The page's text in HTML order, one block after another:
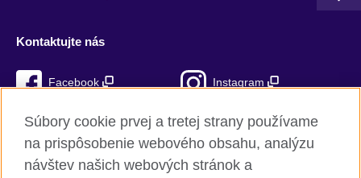
Kontaktujte nás
Facebook Instagram
Mixcloud TikTok
RSS
Súbory cookie prvej a tretej strany používame
na prispôsobenie webového obsahu, analýzu
návštev našich webových stránok a